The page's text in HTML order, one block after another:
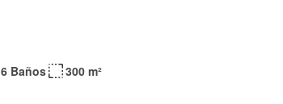
6 Baños 300 m²